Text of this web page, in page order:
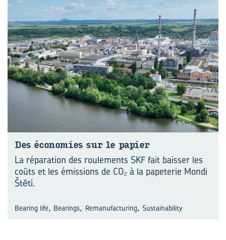
Des éco­no­mies sur le pa­pier
La réparation des roulements SKF fait baisser les
coûts et les émissions de CO₂ à la papeterie Mondi
Štĕtí.
Bearing life, Bearings, Remanufacturing, Sustainability